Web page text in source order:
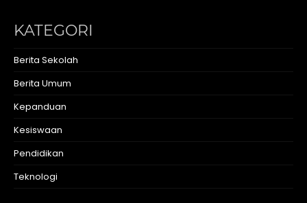
KATEGORI
Berita Sekolah
Berita Umum
Kepanduan
Kesiswaan
Pendidikan
Teknologi